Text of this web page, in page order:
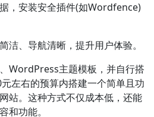
，安装安全插件(如Wordfence)
洁、导航清晰，提升用户体验。
WordPress主题模板，并自行搭
左右的预算内搭建一个简单且功
站。这种方式不仅成本低，还能
和功能。